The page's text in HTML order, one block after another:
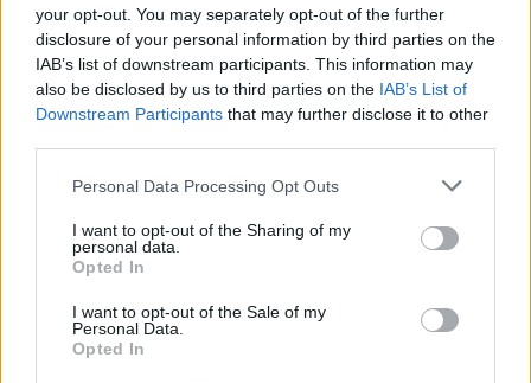
your opt-out. You may separately opt-out of the further
disclosure of your personal information by third parties on the
IAB’s list of downstream participants. This information may
also be disclosed by us to third parties on the IAB’s List of
Downstream Participants that may further disclose it to other
Personal Data Processing Opt Outs
I want to opt-out of the Sharing of my
personal data.
Opted In
I want to opt-out of the Sale of my
Personal Data.
Opted In